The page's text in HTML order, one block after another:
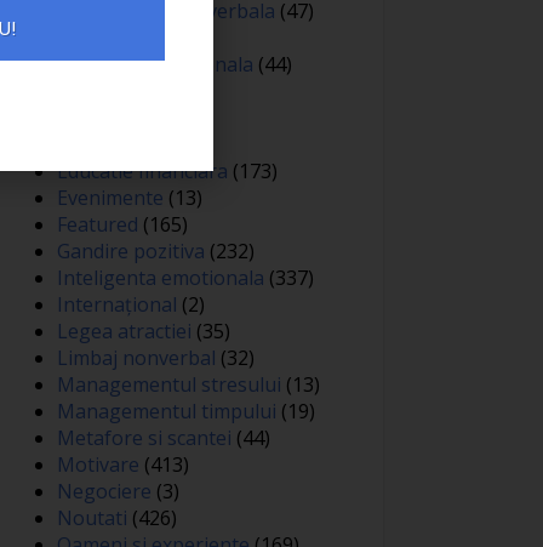
Comunicare nonverbala (47)
Dezvoltare personala (44)
Educatie financiara (173)
Evenimente (13)
Featured (165)
Gandire pozitiva (232)
Inteligenta emotionala (337)
Internațional (2)
Legea atractiei (35)
Limbaj nonverbal (32)
Managementul stresului (13)
Managementul timpului (19)
Metafore si scantei (44)
Motivare (413)
Negociere (3)
Noutati (426)